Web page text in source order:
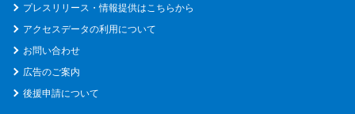
プレスリリース・情報提供はこちらから
アクセスデータの利用について
お問い合わせ
広告のご案内
後援申請について